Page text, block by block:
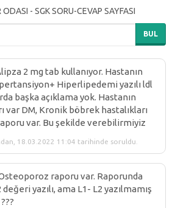
- SGK SORU-CEVAP SAYFASI
BUL
2 mg tab kullanıyor. Hastanın
Hiperlipedemi yazılı ldl
başka açıklama yok. Hastanın
var DM, Kronik böbrek hastalıkları
var. Bu şekilde verebilirmiyiz
18.03.2022 11:04 tarihinde soruldu.
raporu var. Raporunda
yazılı, ama L1- L2 yazılmamış